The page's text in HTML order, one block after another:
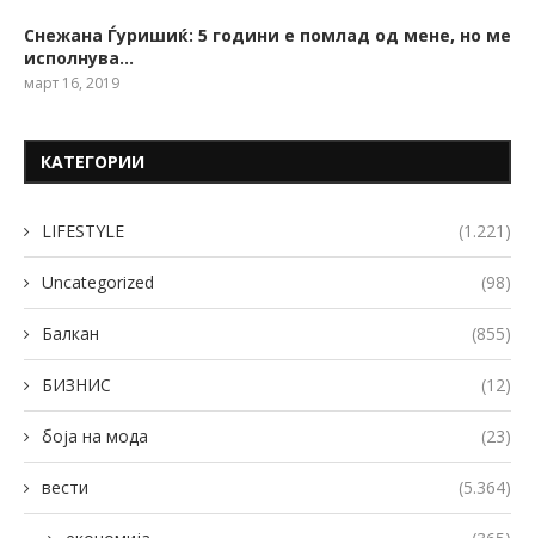
Снежана Ѓуришиќ: 5 години е помлад од мене, но ме
исполнува…
март 16, 2019
КАТЕГОРИИ
LIFESTYLE (1.221)
Uncategorized (98)
Балкан (855)
БИЗНИС (12)
боја на мода (23)
вести (5.364)